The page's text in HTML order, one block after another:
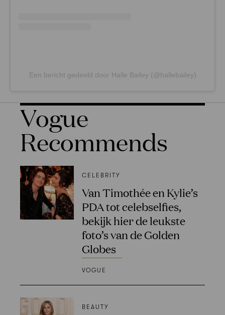
Een bericht gedeeld door Halle Bailey (@hallebailey)
Vogue
Recommends
CELEBRITY
Van Timothée en Kylie’s
PDA tot celebselfies,
bekijk hier de leukste
foto’s van de Golden
Globes
VOGUE
BEAUTY